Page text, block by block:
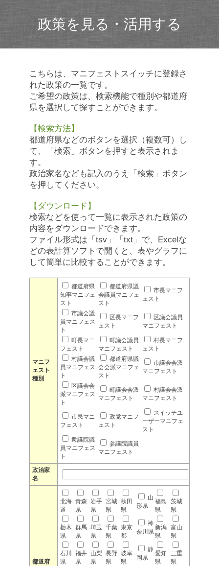
政策を見る・活用する
こちらは、マニフェストスイッチに登録さ
れた政策の一覧です。
ご希望の政策は、検索機能で種別や都道府
県を選択して探すことができます。
【検索方法】
都道府県などのボタンを選択（複数可）し
て、「検索」ボタンを押すと表示されま
す。
政治家名なども記入のうえ「検索」ボタン
を押してください。
【ダウンロード】
検索などを使って一覧に表示された政策の
内容をダウンロードできます。
ファイル形式は「tsv」「txt」で、Excelな
どの表計算ソフトで開くと、表やグラフに
して簡単に比較することができます。
マニフ
ェスト
種別
都道府県
知事マニフェ
スト
都道府県議
会議員マニフェ
スト
市長マニフ
ェスト
市議会議
員マニフェス
ト
区長マニフ
ェスト
区議会議員
マニフェスト
町長マニ
フェスト
町議会議員
マニフェスト
村長マニフ
ェスト
村議会議
員マニフェス
ト
都道府県議
会会派マニフェ
スト
市議会会派
マニフェスト
区議会会
派マニフェス
ト
町議会会派
マニフェスト
村議会会派
マニフェスト
市民マニ
フェスト
政党マニフ
ェスト
スイッチユ
ーザーマニフェ
スト
衆議院議
員マニフェス
ト
参議院議員
マニフェスト
政治家
名
都道府
北海
道
青森
県
岩手
県
宮城
県
秋田
県
山
形県
福島
県
茨城
県
栃木
県
群馬
県
埼玉
県
千葉
県
東京
都
神
奈川県
新潟
県
富山
県
石川
県
福井
県
山梨
県
長野
県
岐阜
県
静
岡県
愛知
県
三重
県